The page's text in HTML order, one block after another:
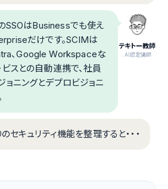
テキトー教師
.AI認定講師
SSOはBusinessでも使え
だけです。SCIMは
、Google Workspaceな
ビスとの自動連携で、社員
ョニングとデプロビジョニ
セキュリティ機能を整理すると・・・